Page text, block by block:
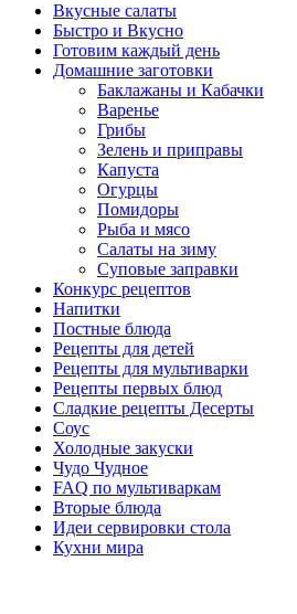
Вкусные салаты
Быстро и Вкусно
Готовим каждый день
Домашние заготовки
Баклажаны и Кабачки
Варенье
Грибы
Зелень и приправы
Капуста
Огурцы
Помидоры
Рыба и мясо
Салаты на зиму
Суповые заправки
Конкурс рецептов
Напитки
Постные блюда
Рецепты для детей
Рецепты для мультиварки
Рецепты первых блюд
Сладкие рецепты Десерты
Соус
Холодные закуски
Чудо Чудное
FAQ по мультиваркам
Вторые блюда
Идеи сервировки стола
Кухни мира